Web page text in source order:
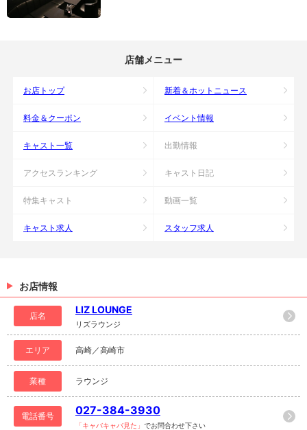
店舗メニュー
お店トップ 新着＆ホットニュース
料金＆クーポン イベント情報
キャスト一覧 出勤情報
アクセスランキング キャスト日記
特集キャスト 動画一覧
キャスト求人 スタッフ求人
お店情報
店名
LIZ LOUNGE
リズラウンジ
エリア 高崎／高崎市
業種 ラウンジ
電話番号 027-384-3930
「キャバキャバ見た」 でお問合わせ下さい